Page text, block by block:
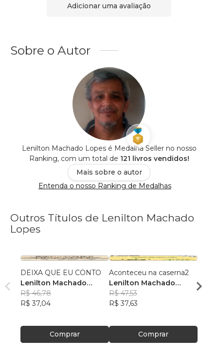
Adicionar uma avaliação
Sobre o Autor
Lenilton Machado Lopes é Medalha Seller no nosso
Ranking, com um total de 121 livros vendidos!
Mais sobre o autor
Entenda o nosso Ranking de Medalhas
Outros Títulos de Lenilton Machado
Lopes
DEIXA QUE EU CONTO
Lenilton Machado
Lopes
R$ 46,78
R$ 37,04
Comprar
Aconteceu na caserna2
Lenilton Machado
Lopes
R$ 47,53
R$ 37,63
Comprar